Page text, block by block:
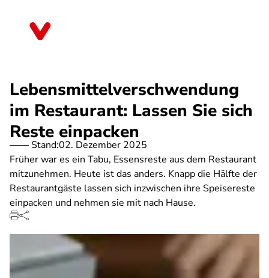
Lebensmittelverschwendung
im Restaurant: Lassen Sie sich
Reste einpacken
Stand:02. Dezember 2025
Früher war es ein Tabu, Essensreste aus dem Restaurant
mitzunehmen. Heute ist das anders. Knapp die Hälfte der
Restaurantgäste lassen sich inzwischen ihre Speisereste
einpacken und nehmen sie mit nach Hause.